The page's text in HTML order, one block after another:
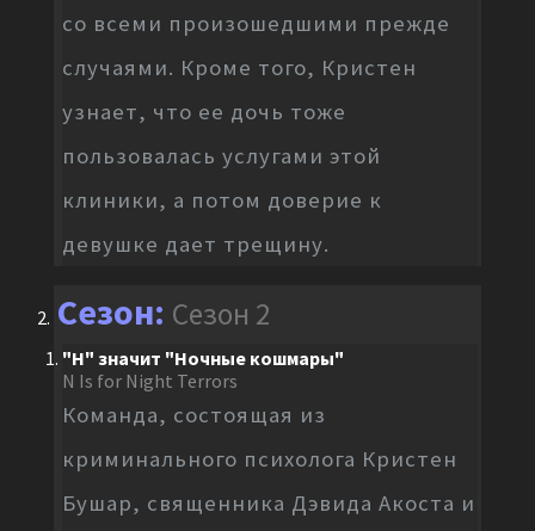
со всеми произошедшими прежде
случаями. Кроме того, Кристен
узнает, что ее дочь тоже
пользовалась услугами этой
клиники, а потом доверие к
девушке дает трещину.
Сезон 2
"Н" значит "Ночные кошмары"
N Is for Night Terrors
Команда, состоящая из
криминального психолога Кристен
Бушар, священника Дэвида Акоста и